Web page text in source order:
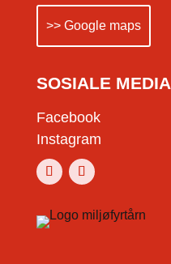
>> Google maps
SOSIALE MEDIA
Facebook
Instagram